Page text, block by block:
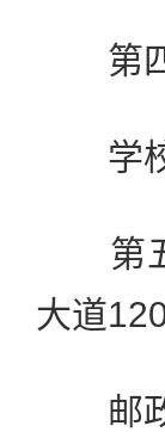
第四
学校
第五
大道
邮政